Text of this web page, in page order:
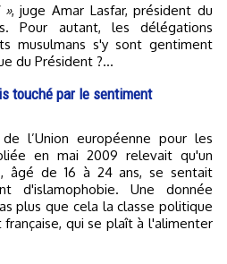
», juge Amar Lasfar, président du
Pour autant, les délégations
musulmans s'y sont gentiment
du Président ?…
touché par le sentiment
l’Union européenne pour les
en mai 2009 relevait qu'un
âgé de 16 à 24 ans, se sentait
d'islamophobie. Une donnée
plus que cela la classe politique
qui se plaît à l'alimenter